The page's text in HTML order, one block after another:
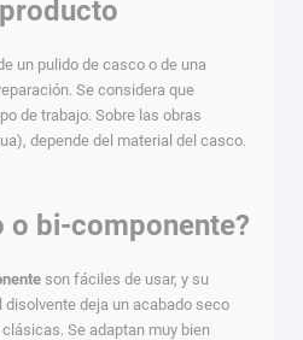
un pulido de casco o de una
Se considera que
de trabajo. Sobre las obras
depende del material del casco.
o bi-componente?
son fáciles de usar, y su
disolvente deja un acabado seco
Se adaptan muy bien